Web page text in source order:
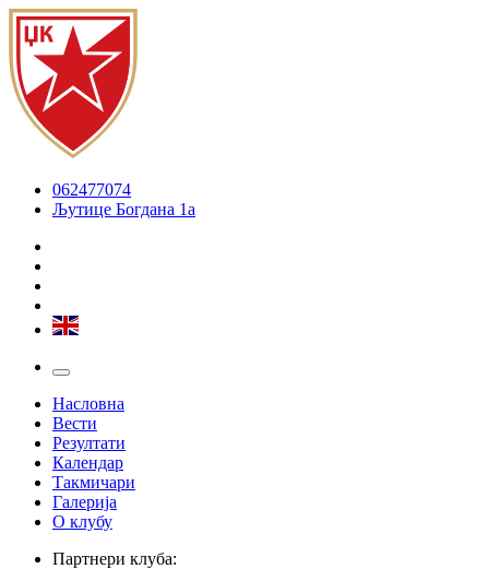
062477074
Љутице Богдана 1а
Насловна
Вести
Резултати
Календар
Такмичари
Галерија
О клубу
Партнери клуба: